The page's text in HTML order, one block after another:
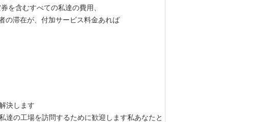
を含むすべての私達の費用、
の滞在が、付加サービス料金あれば
決します
達の工場を訪問するために歓迎します私あなたと